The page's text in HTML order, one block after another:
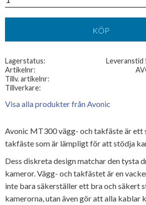
KÖP
Lagerstatus
Leveranstid
Artikelnr
Tillv. artikelnr
Tillverkare
Visa alla produkter från Avonic
Avonic MT300 vägg- och takfäste är ett
takfäste som är lämpligt för att stödja
Dess diskreta design matchar den tysta
kameror. Vägg- och takfästet är en
inte bara säkerställer ett bra och säkert
kamerorna, utan även gör att alla kablar